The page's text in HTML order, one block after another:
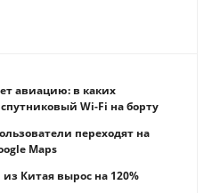
авиацию: в каких
Wi-Fi на борту
переходят на
Maps
Китая вырос на 120%